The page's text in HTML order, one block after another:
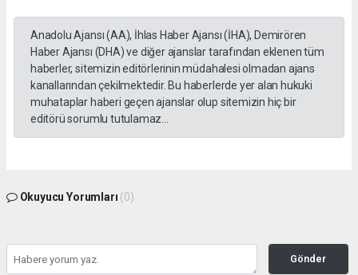
Anadolu Ajansı (AA), İhlas Haber Ajansı (İHA), Demirören
Haber Ajansı (DHA) ve diğer ajanslar tarafından eklenen tüm
haberler, sitemizin editörlerinin müdahalesi olmadan ajans
kanallarından çekilmektedir. Bu haberlerde yer alan hukuki
muhataplar haberi geçen ajanslar olup sitemizin hiç bir
editörü sorumlu tutulamaz...
Okuyucu Yorumları (0)
Gönder